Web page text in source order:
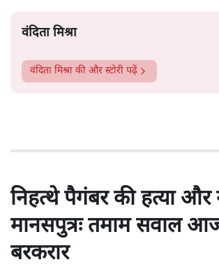
वंदिता मिश्रा
वंदिता मिश्रा की और स्टोरी पढ़ें
निहत्थे पैगंबर की हत्या
मानसपुत्रः तमाम सवाल
बरकरार